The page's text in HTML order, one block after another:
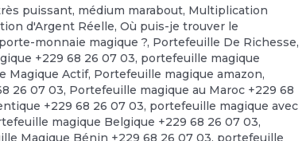
puissant, médium marabout, Multiplication
d'Argent Réelle,Où puis-je trouver le
monnaie magique ?, Portefeuille De Richesse,
+229 68 26 07 03, portefeuille magique
Magique Actif, Portefeuille magique amazon,
26 07 03, Portefeuille magique au Maroc +229 68
+229 68 26 07 03, portefeuille magique avec
magique Belgique +229 68 26 07 03,
Magique Bénin +229 68 26 07 03, portefeuille